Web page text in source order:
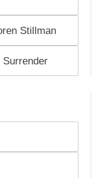
Stillman